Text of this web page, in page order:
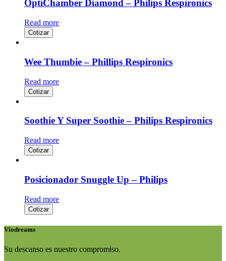
OptiChamber Diamond – Philips Respironics
Read more
Cotizar
Wee Thumbie – Phillips Respironics
Read more
Cotizar
Soothie Y Super Soothie – Philips Respironics
Read more
Cotizar
Posicionador Snuggle Up – Philips
Read more
Cotizar
Viodreams
Su descanso es nuestro compromiso.